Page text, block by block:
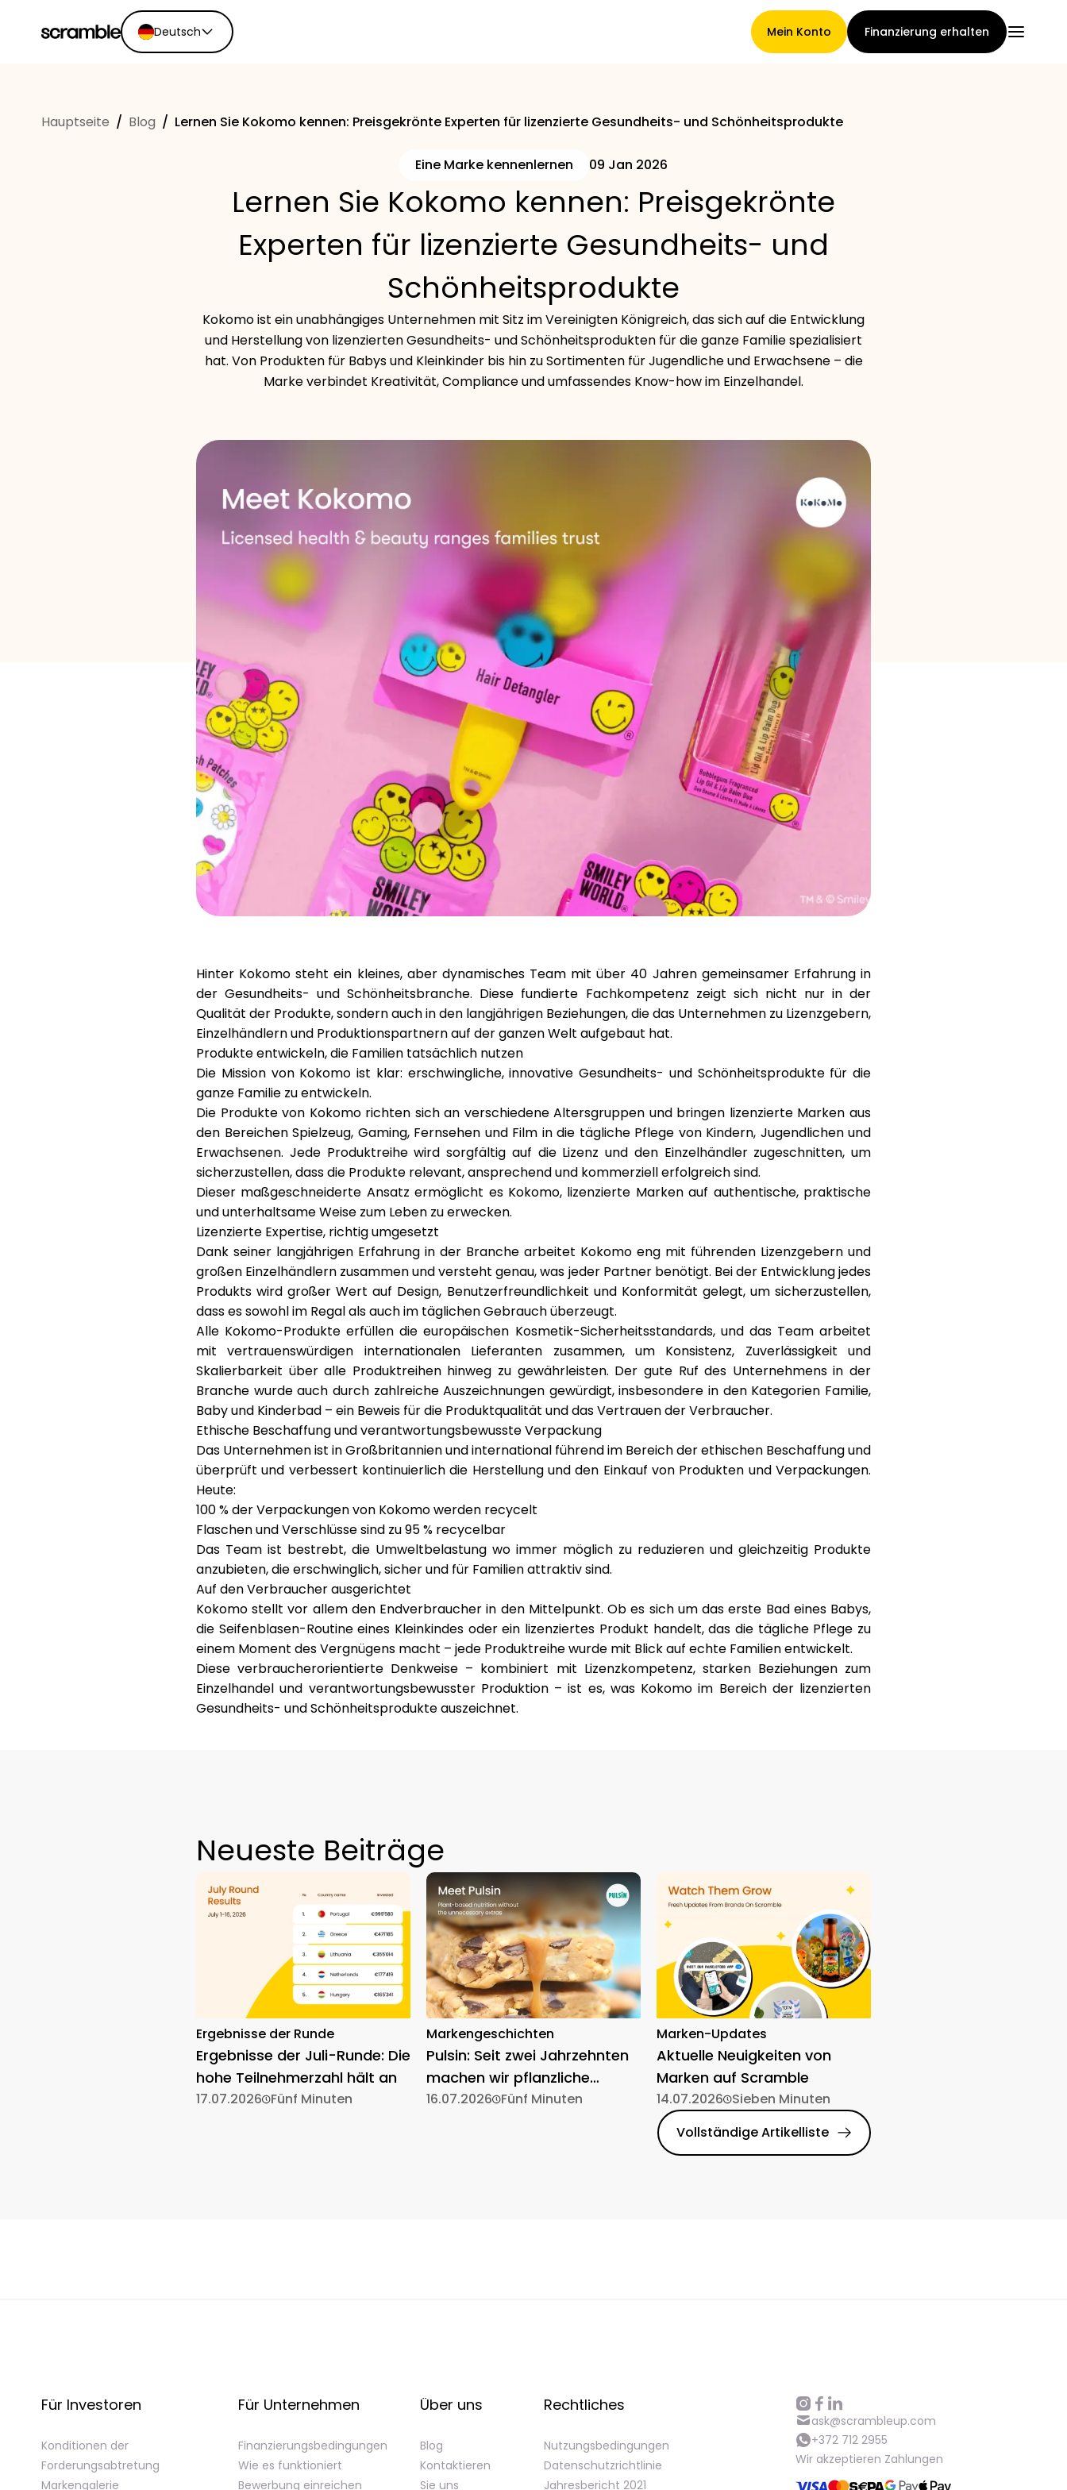
Deutsch
Español
Mein Konto Finanzierung erhalten
Konditionen der
Forderungsabtretung
Markengalerie
Markenauswahl
Rundenverlauf
Kontaktieren Sie uns
Hilfe
ask@scrambleup.com
Hauptseite / Blog / Lernen Sie Kokomo kennen: Preisgekrönte Experten für lizenzierte Gesundheits- und Schönheitsprodukte
Eine Marke kennenlernen 09 Jan 2026
Lernen Sie Kokomo kennen: Preisgekrönte
Experten für lizenzierte Gesundheits- und
Schönheitsprodukte
Kokomo ist ein unabhängiges Unternehmen mit Sitz im Vereinigten Königreich, das sich auf die Entwicklung
und Herstellung von lizenzierten Gesundheits- und Schönheitsprodukten für die ganze Familie spezialisiert
hat. Von Produkten für Babys und Kleinkinder bis hin zu Sortimenten für Jugendliche und Erwachsene – die
Marke verbindet Kreativität, Compliance und umfassendes Know-how im Einzelhandel.
Hinter Kokomo steht ein kleines, aber dynamisches Team mitüber 40 Jahren gemeinsamer Erfahrungin
der Gesundheits- und Schönheitsbranche. Diese fundierte Fachkompetenz zeigt sich nicht nur in der
Qualität der Produkte, sondern auch in den langjährigen Beziehungen, die das Unternehmen zu Lizenzgebern,
Einzelhändlern und Produktionspartnern auf der ganzen Welt aufgebaut hat.
Produkte entwickeln, die Familien tatsächlich nutzen
Die Mission von Kokomo ist klar: erschwingliche, innovative Gesundheits- und Schönheitsprodukte für die
ganze Familie zu entwickeln.
Die Produkte von Kokomo richten sich an verschiedene Altersgruppen und bringen lizenzierte Marken aus
den Bereichen Spielzeug, Gaming, Fernsehen und Film in die tägliche Pflege von Kindern, Jugendlichen und
Erwachsenen. Jede Produktreihe wird sorgfältig auf die Lizenz und den Einzelhändler zugeschnitten, um
sicherzustellen, dass die Produkte relevant, ansprechend und kommerziell erfolgreich sind.
Dieser maßgeschneiderte Ansatz ermöglicht es Kokomo, lizenzierte Marken auf authentische, praktische
und unterhaltsame Weise zum Leben zu erwecken.
Lizenzierte Expertise, richtig umgesetzt
Dank seiner langjährigen Erfahrung in der Branche arbeitet Kokomo eng mit führenden Lizenzgebern und
großen Einzelhändlern zusammen und versteht genau, was jeder Partner benötigt. Bei der Entwicklung jedes
Produkts wird großer Wert auf Design, Benutzerfreundlichkeit und Konformität gelegt, um sicherzustellen,
dass es sowohl im Regal als auch im täglichen Gebrauch überzeugt.
Alle Kokomo-Produkte erfüllen dieeuropäischen Kosmetik-Sicherheitsstandards, und das Team arbeitet
mit vertrauenswürdigen internationalen Lieferanten zusammen, um Konsistenz, Zuverlässigkeit und
Skalierbarkeit über alle Produktreihen hinweg zu gewährleisten. Der gute Ruf des Unternehmens in der
Branche wurde auch durch zahlreiche Auszeichnungen gewürdigt, insbesondere in den Kategorien Familie,
Baby und Kinderbad – ein Beweis für die Produktqualität und das Vertrauen der Verbraucher.
Ethische Beschaffung und verantwortungsbewusste Verpackung
Das Unternehmen ist in Großbritannien und international führend im Bereich derethischen Beschaffungund
überprüft und verbessert kontinuierlich die Herstellung und den Einkauf von Produkten und Verpackungen.
Heute:
100 % der Verpackungen von Kokomo werden recycelt
Flaschen und Verschlüsse sind zu 95 % recycelbar
Das Team ist bestrebt, die Umweltbelastung wo immer möglich zu reduzieren und gleichzeitig Produkte
anzubieten, die erschwinglich, sicher und für Familien attraktiv sind.
Auf den Verbraucher ausgerichtet
Kokomo stellt vor allem den Endverbraucher in den Mittelpunkt. Ob es sich um das erste Bad eines Babys,
die Seifenblasen-Routine eines Kleinkindes oder ein lizenziertes Produkt handelt, das die tägliche Pflege zu
einem Moment des Vergnügens macht – jede Produktreihe wurde mit Blick auf echte Familien entwickelt.
Diese verbraucherorientierte Denkweise – kombiniert mit Lizenzkompetenz, starken Beziehungen zum
Einzelhandel und verantwortungsbewusster Produktion – ist es, was Kokomo im Bereich der lizenzierten
Gesundheits- und Schönheitsprodukte auszeichnet.
Neueste Beiträge
Ergebnisse der Runde
Ergebnisse der Juli-Runde: Die
hohe Teilnehmerzahl hält an
17.07.2026 Fünf Minuten
Markengeschichten
Pulsin: Seit zwei Jahrzehnten
machen wir pflanzliche
Ernährung einfach
16.07.2026 Fünf Minuten
Marken-Updates
Aktuelle Neuigkeiten von
Marken auf Scramble
14.07.2026 Sieben Minuten
Vollständige Artikelliste
Für Investoren
Konditionen der
Forderungsabtretung
Markengalerie
Für Unternehmen
Finanzierungsbedingungen
Wie es funktioniert
Bewerbung einreichen
Über uns
Blog
Kontaktieren
Sie uns
Rechtliches
Nutzungsbedingungen
Datenschutzrichtlinie
Jahresbericht 2021
ask@scrambleup.com
+372 712 2955
Wir akzeptieren Zahlungen